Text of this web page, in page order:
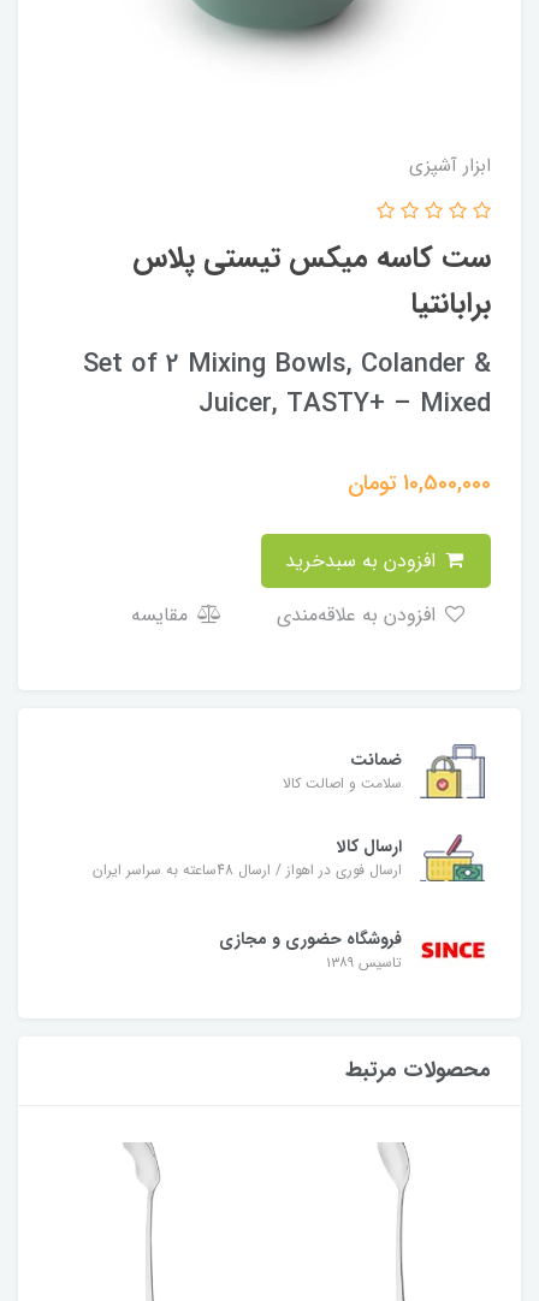
ابزار آشپزی
ست کاسه میکس تیستی پلاس
برابانتیا
Set of 2 Mixing Bowls, Colander &
Juicer, TASTY+ – Mixed
10,500,000تومان
مقایسه
ضمانت
سلامت و اصالت کالا
ارسال کالا
ارسال فوری در اهواز / ارسال 48ساعته به سراسر ایران
فروشگاه حضوری و مجازی
تاسیس ۱۳۸۹
محصولات مرتبط